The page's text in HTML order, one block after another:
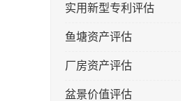
实用新型专利评估
鱼塘资产评估
厂房资产评估
盆景价值评估